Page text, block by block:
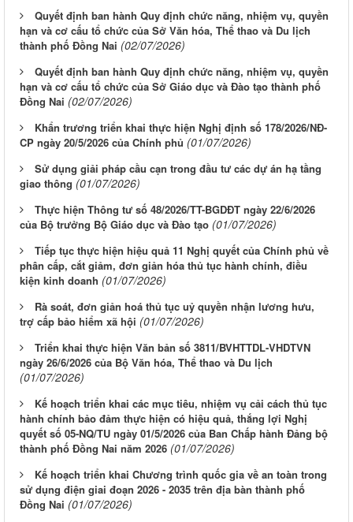
Quyết định ban hành Quy định chức năng, nhiệm vụ, quyền
hạn và cơ cấu tổ chức của Sở Văn hóa, Thể thao và Du lịch
thành phố Đồng Nai (02/07/2026)
Quyết định ban hành Quy định chức năng, nhiệm vụ, quyền
hạn và cơ cấu tổ chức của Sở Giáo dục và Đào tạo thành phố
Đồng Nai (02/07/2026)
Khẩn trương triển khai thực hiện Nghị định số 178/2026/NĐ-
CP ngày 20/5/2026 của Chính phủ (01/07/2026)
Sử dụng giải pháp cầu cạn trong đầu tư các dự án hạ tầng
giao thông (01/07/2026)
Thực hiện Thông tư số 48/2026/TT-BGDĐT ngày 22/6/2026
của Bộ trưởng Bộ Giáo dục và Đào tạo (01/07/2026)
Tiếp tục thực hiện hiệu quả 11 Nghị quyết của Chính phủ về
phân cấp, cắt giảm, đơn giản hóa thủ tục hành chính, điều
kiện kinh doanh (01/07/2026)
Rà soát, đơn giản hoá thủ tục uỷ quyền nhận lương hưu,
trợ cấp bảo hiểm xã hội (01/07/2026)
Triển khai thực hiện Văn bản số 3811/BVHTTDL-VHDTVN
ngày 26/6/2026 của Bộ Văn hóa, Thể thao và Du lịch
(01/07/2026)
Kế hoạch triển khai các mục tiêu, nhiệm vụ cải cách thủ tục
hành chính bảo đảm thực hiện có hiệu quả, thắng lợi Nghị
quyết số 05-NQ/TU ngày 01/5/2026 của Ban Chấp hành Đảng bộ
thành phố Đồng Nai năm 2026 (01/07/2026)
Kế hoạch triển khai Chương trình quốc gia về an toàn trong
sử dụng điện giai đoạn 2026 - 2035 trên địa bàn thành phố
Đồng Nai (01/07/2026)